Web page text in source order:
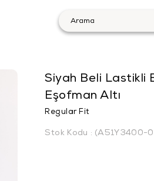
Siyah Beli Lastikli
Eşofman Altı
Regular Fit
Stok Kodu (A51Y3400-